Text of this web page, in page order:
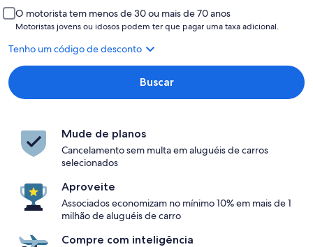
O motorista tem menos de 30 ou mais de 70 anos
Motoristas jovens ou idosos podem ter que pagar uma taxa adicional.
Tenho um código de desconto
Buscar
Mude de planos
Cancelamento sem multa em aluguéis de carros
selecionados
Aproveite
Associados economizam no mínimo 10% em mais de 1
milhão de aluguéis de carro
Compre com inteligência